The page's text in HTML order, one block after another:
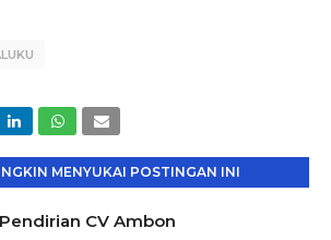
MENYUKAI POSTINGAN INI
CV Ambon